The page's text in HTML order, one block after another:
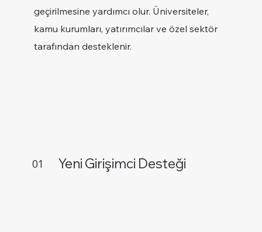
geçirilmesine yardımcı olur. Üniversiteler,
kamu kurumları, yatırımcılar ve özel sektör
tarafından desteklenir.
01 Yeni Girişimci Desteği